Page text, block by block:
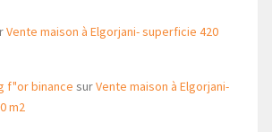
Vente maison à Elgorjani- superficie 420
f"or binance surVente maison à Elgorjani-
m2